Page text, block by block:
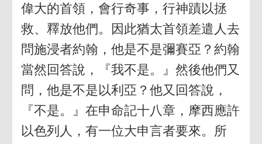
偉大的首領，會行奇事，行神蹟以拯
救、釋放他們。因此猶太首領差遣人去
問施浸者約翰，他是不是彌賽亞？約翰
當然回答說，『我不是。』然後他們又
問，他是不是以利亞？他又回答說，
『不是。』在申命記十八章，摩西應許
以色列人，有一位大申言者要來。所